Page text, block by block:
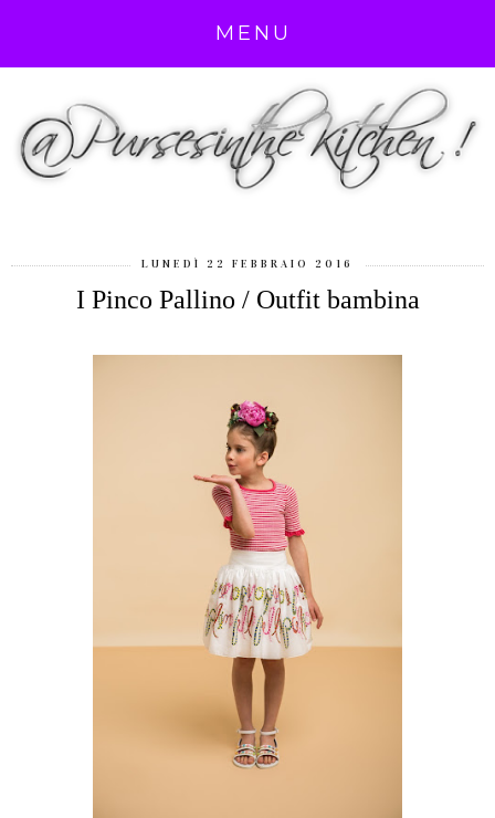
MENU
LUNEDÌ 22 FEBBRAIO 2016
I Pinco Pallino / Outfit bambina